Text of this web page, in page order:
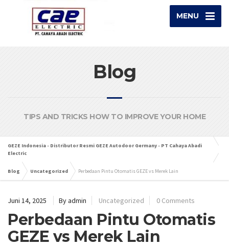
MENU
Blog
TIPS AND TRICKS HOW TO IMPROVE YOUR HOME
GEZE Indonesia - Distributor Resmi GEZE Autodoor Germany - PT Cahaya Abadi
Electric
Blog Uncategorized Perbedaan Pintu Otomatis GEZE vs Merek Lain
Juni 14, 2025 By admin Uncategorized 0 Comments
Perbedaan Pintu Otomatis
GEZE vs Merek Lain